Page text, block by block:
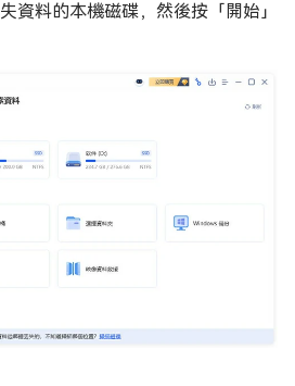
資料的本機磁碟，然後按「開始」